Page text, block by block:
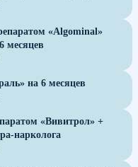
«Algominal»
месяцев
на 6 месяцев
«Вивитрол» +
нарколога